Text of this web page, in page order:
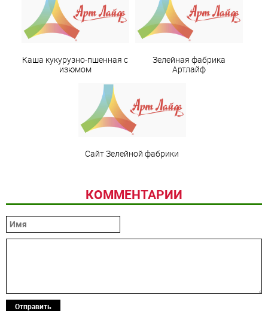
Каша кукурузно-пшенная с
изюмом
Зелейная фабрика
Артлайф
Сайт Зелейной фабрики
КОММЕНТАРИИ
Отправить